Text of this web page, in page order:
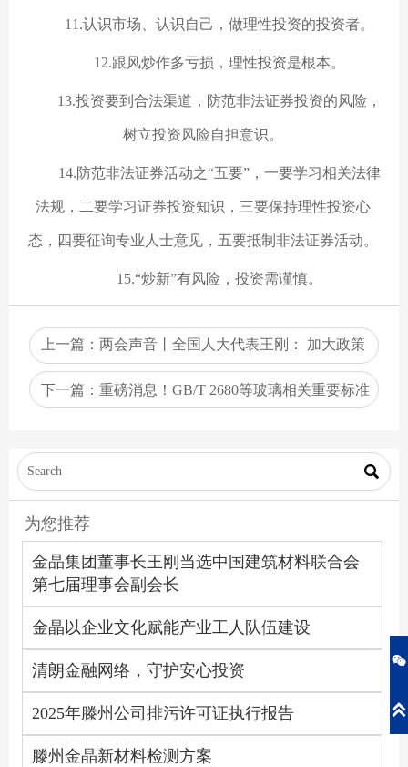
11.认识市场、认识自己，做理性投资的投资者。
12.跟风炒作多亏损，理性投资是根本。
13.投资要到合法渠道，防范非法证券投资的风险，
树立投资风险自担意识。
14.防范非法证券活动之“五要”，一要学习相关法律
法规，二要学习证券投资知识，三要保持理性投资心
态，四要征询专业人士意见，五要抵制非法证券活动。
15.“炒新”有风险，投资需谨慎。
上一篇：两会声音丨全国人大代表王刚： 加大政策
扶持，引导光伏发电行业健康发展
下一篇：重磅消息！GB/T 2680等玻璃相关重要标准

为您推荐
金晶集团董事长王刚当选中国建筑材料联合会
第七届理事会副会长
金晶以企业文化赋能产业工人队伍建设
清朗金融网络，守护安心投资
2025年滕州公司排污许可证执行报告
滕州金晶新材料检测方案

